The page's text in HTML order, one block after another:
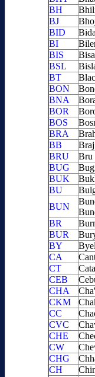
BH
BJ
BID
BI
BIS
BSL
BT
BON
BNA
BOR
BOS
BRA
BB
BRU
Bru
BUG
BUK
BU
BUN
BR
BUR
BY
CA
CT
CEB
CHA
CKM
CC
CVC
CHE
CW
CHG
CH